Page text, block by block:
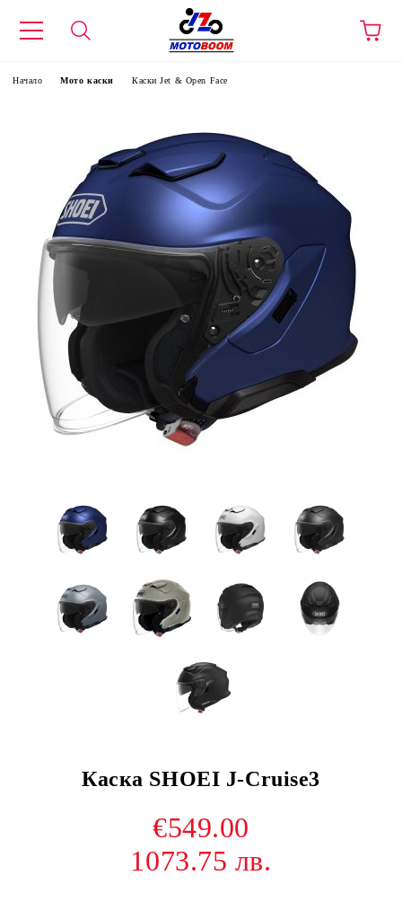
Начало Мото каски Каски Jet & Open Face
Каска SHOEI J-Cruise3
€549.00
1073.75 лв.